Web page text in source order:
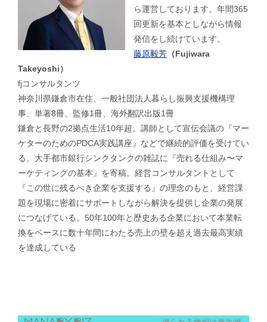
ら運営しております。年間365
回更新を基本としながら情報
発信をし続けています。
藤原毅芳 （Fujiwara
Takeyoshi）
fjコンサルタンツ
神奈川県鎌倉市在住、一般社団法人暮らし振興支援機構理
事、単著8冊、監修1冊、海外翻訳出版1冊
鎌倉と長野の2拠点生活10年超。講師として宣伝会議の『マー
ケターのためのPDCA実践講座』などで継続的評価を受けてい
る。大手都市銀行シンクタンクの雑誌に『売れる仕組み〜マ
ーケティングの基本』を寄稿。経営コンサルタントとして
『この世に残るべき企業を支援する』の理念のもと、経営課
題を現場に密着にサポートしながら解決を提供し企業の発展
につなげている。50年100年と歴史ある企業において本業転
換をベースに数十年間にわたる売上の壁を超え過去最高実績
を達成している